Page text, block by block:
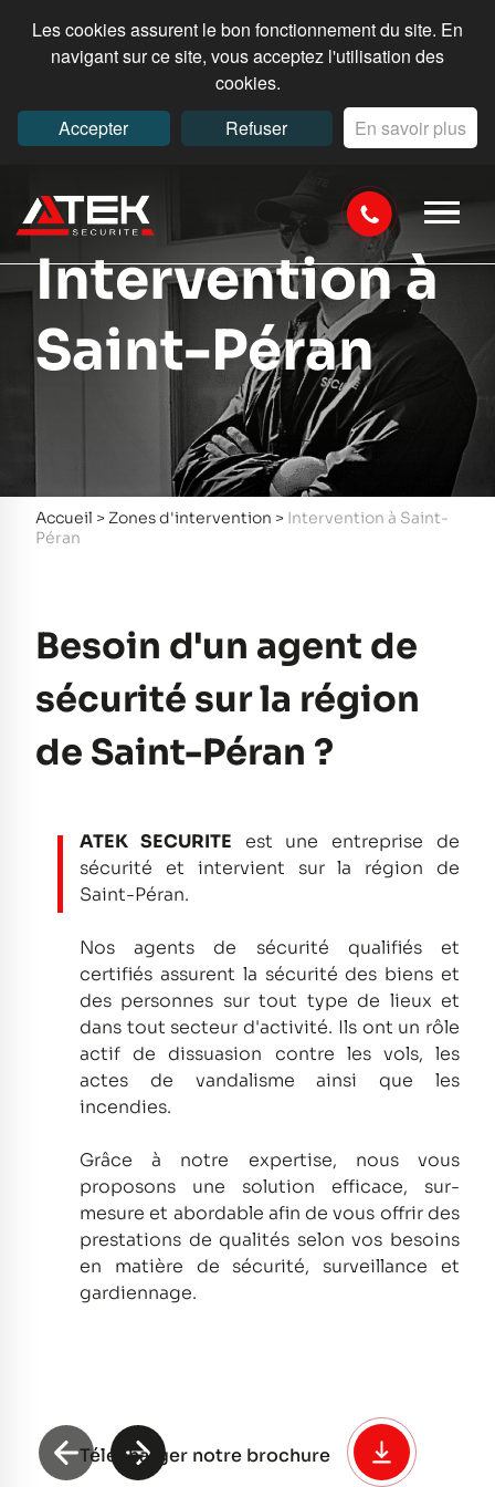
Les cookies assurent le bon fonctionnement du site. En
navigant sur ce site, vous acceptez l'utilisation des
cookies.
Accepter
Refuser En savoir plus
Intervention à
Saint-Péran
Accueil > Zones d'intervention > Intervention à Saint-
Péran
Besoin d'un agent de
sécurité sur la région
de Saint-Péran ?
ATEK SECURITE est une entreprise de
sécurité et intervient sur la région de
Saint-Péran.
Nos agents de sécurité qualifiés et
certifiés assurent la sécurité des biens et
des personnes sur tout type de lieux et
dans tout secteur d'activité. Ils ont un rôle
actif de dissuasion contre les vols, les
actes de vandalisme ainsi que les
incendies.
Grâce à notre expertise, nous vous
proposons une solution efficace, sur-
mesure et abordable afin de vous offrir des
prestations de qualités selon vos besoins
en matière de sécurité, surveillance et
gardiennage.
Télécharger notre brochure